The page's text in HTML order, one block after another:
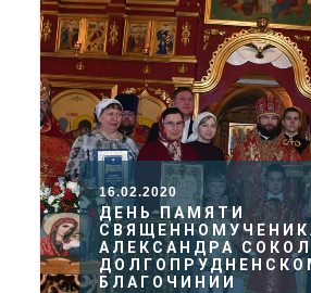
16.02.2020
ДЕНЬ ПАМЯТИ
АЛЕКСАНДРА
БЛАГОЧИНИИ